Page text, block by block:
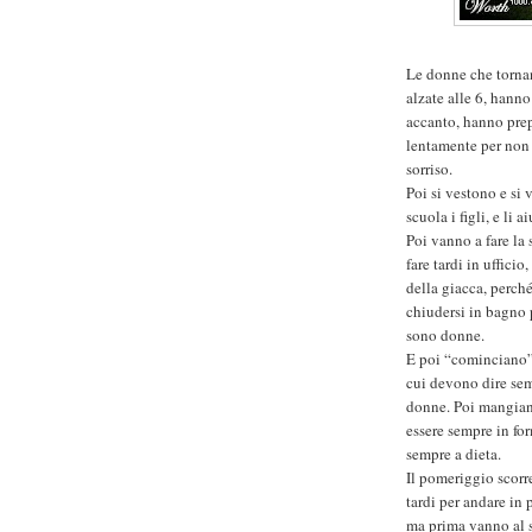
Le donne che
alzate alle 6,
accanto, hanno
lentamente per
sorriso.
Poi si vestono e si
scuola i figli, e li
Poi vanno a fare la
fare tardi in ufficio,
della giacca,
chiudersi in bagno
sono donne.
E poi
cui devono dire
donne. Poi
essere sempre in
sempre a dieta.
Il pomeriggio
tardi per andare in
ma prima vanno al